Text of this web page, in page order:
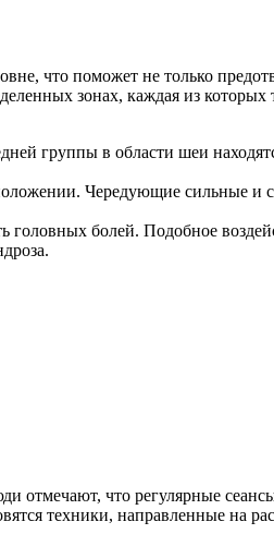
что поможет не только
зонах, каждая из которых
группы в области шеи
Чередующие сильные и
головных болей. Подобное
отмечают, что регулярные
техники, направленные на